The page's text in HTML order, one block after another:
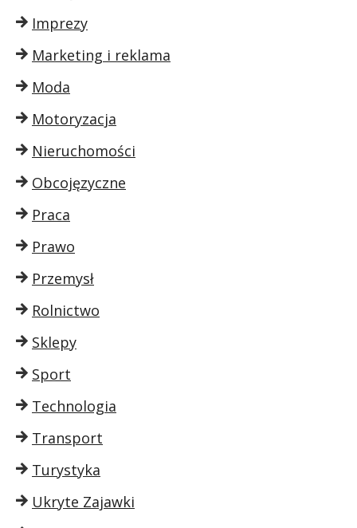
Imprezy
Marketing i reklama
Moda
Motoryzacja
Nieruchomości
Obcojęzyczne
Praca
Prawo
Przemysł
Rolnictwo
Sklepy
Sport
Technologia
Transport
Turystyka
Ukryte Zajawki